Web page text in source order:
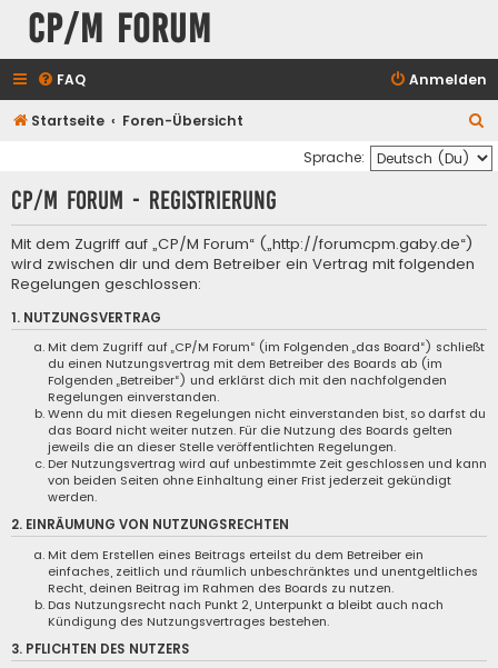
CP/M Forum
FAQ Anmelden
Startseite Foren-Übersicht
u
c
Sprache:
CP/M Forum - Registrierung
Mit dem Zugriff auf „CP/M Forum“ („http://forumcpm.gaby.de“)
wird zwischen dir und dem Betreiber ein Vertrag mit folgenden
Regelungen geschlossen:
1. NUTZUNGSVERTRAG
Mit dem Zugriff auf „CP/M Forum“ (im Folgenden „das Board“) schließt
du einen Nutzungsvertrag mit dem Betreiber des Boards ab (im
Folgenden „Betreiber“) und erklärst dich mit den nachfolgenden
Regelungen einverstanden.
Wenn du mit diesen Regelungen nicht einverstanden bist, so darfst du
das Board nicht weiter nutzen. Für die Nutzung des Boards gelten
jeweils die an dieser Stelle veröffentlichten Regelungen.
Der Nutzungsvertrag wird auf unbestimmte Zeit geschlossen und kann
von beiden Seiten ohne Einhaltung einer Frist jederzeit gekündigt
werden.
2. EINRÄUMUNG VON NUTZUNGSRECHTEN
Mit dem Erstellen eines Beitrags erteilst du dem Betreiber ein
einfaches, zeitlich und räumlich unbeschränktes und unentgeltliches
Recht, deinen Beitrag im Rahmen des Boards zu nutzen.
Das Nutzungsrecht nach Punkt 2, Unterpunkt a bleibt auch nach
Kündigung des Nutzungsvertrages bestehen.
3. PFLICHTEN DES NUTZERS